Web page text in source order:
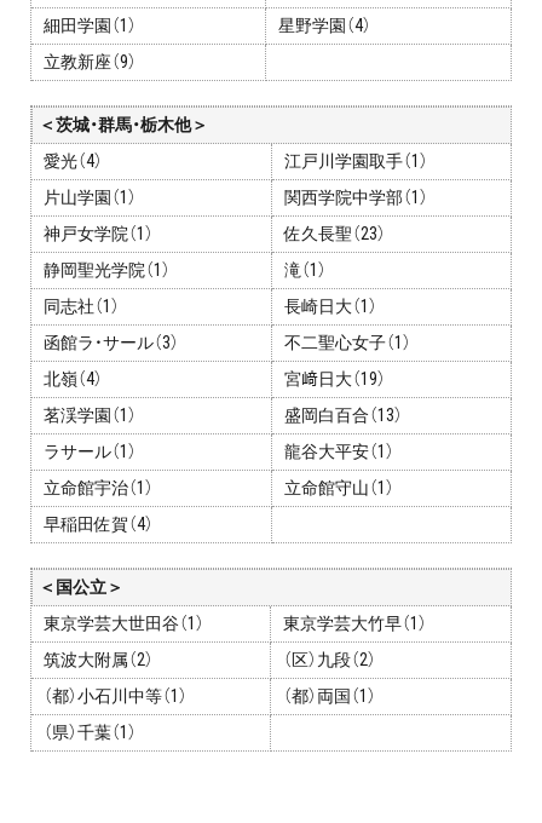
細田学園（1）
星野学園（4）
立教新座（9）
＜茨城・群馬・栃木他＞
愛光（4）
江戸川学園取手（1）
片山学園（1）
関西学院中学部（1）
神戸女学院（1）
佐久長聖（23）
静岡聖光学院（1）
滝（1）
同志社（1）
長崎日大（1）
函館ラ・サール（3）
不二聖心女子（1）
北嶺（4）
宮﨑日大（19）
茗渓学園（1）
盛岡白百合（13）
ラサール（1）
龍谷大平安（1）
立命館宇治（1）
立命館守山（1）
早稲田佐賀（4）
＜国公立＞
東京学芸大世田谷（1）
東京学芸大竹早（1）
筑波大附属（2）
（区）九段（2）
（都）小石川中等（1）
（都）両国（1）
（県）千葉（1）